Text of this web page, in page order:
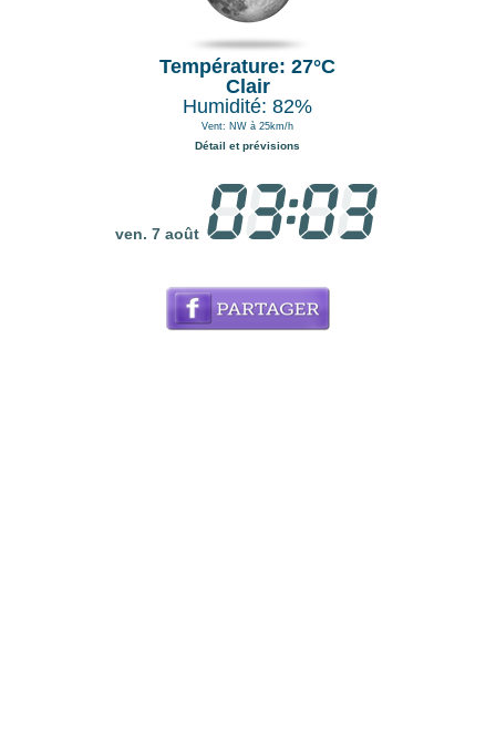
Température: 27°C
Clair
Humidité: 82%
Vent: NW à 25km/h
Détail et prévisions
ven. 7 août